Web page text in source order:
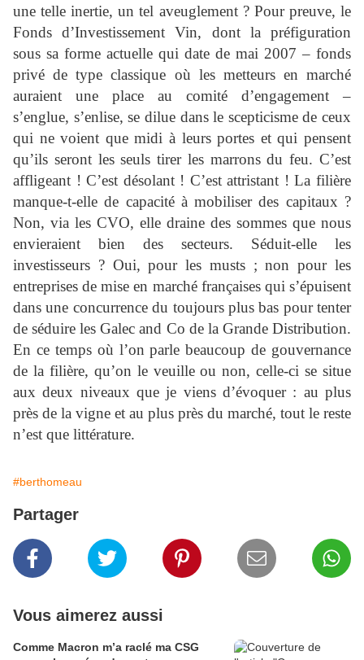
une telle inertie, un tel aveuglement ? Pour preuve, le
Fonds d’Investissement Vin, dont la préfiguration
sous sa forme actuelle qui date de mai 2007 – fonds
privé de type classique où les metteurs en marché
auraient une place au comité d’engagement –
s’englue, s’enlise, se dilue dans le scepticisme de ceux
qui ne voient que midi à leurs portes et qui pensent
qu’ils seront les seuls tirer les marrons du feu. C’est
affligeant ! C’est désolant ! C’est attristant ! La filière
manque-t-elle de capacité à mobiliser des capitaux ?
Non, via les CVO, elle draine des sommes que nous
envieraient bien des secteurs. Séduit-elle les
investisseurs ? Oui, pour les musts ; non pour les
entreprises de mise en marché françaises qui s’épuisent
dans une concurrence du toujours plus bas pour tenter
de séduire les Galec and Co de la Grande Distribution.
En ce temps où l’on parle beaucoup de gouvernance
de la filière, qu’on le veuille ou non, celle-ci se situe
aux deux niveaux que je viens d’évoquer : au plus
près de la vigne et au plus près du marché, tout le reste
n’est que littérature.
#berthomeau
Partager
Vous aimerez aussi
Comme Macron m’a raclé ma CSG